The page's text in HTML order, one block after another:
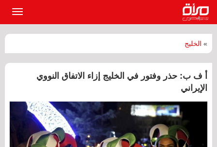
» الخليج
أ ف ب: حذر وفتور في الخليج إزاء الاتفاق النووي
الإيراني